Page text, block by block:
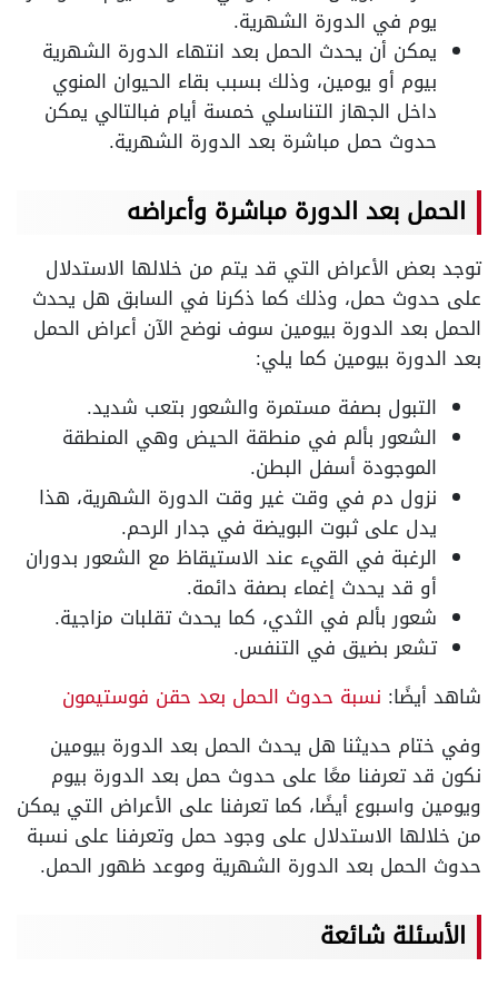
يوم في الدورة الشهرية.
يمكن أن يحدث الحمل بعد انتهاء الدورة الشهرية
بيوم أو يومين، وذلك بسبب بقاء الحيوان المنوي
داخل الجهاز التناسلي خمسة أيام فبالتالي يمكن
حدوث حمل مباشرة بعد الدورة الشهرية.
الحمل بعد الدورة مباشرة وأعراضه
توجد بعض الأعراض التي قد يتم من خلالها الاستدلال
على حدوث حمل، وذلك كما ذكرنا في السابق هل يحدث
الحمل بعد الدورة بيومين سوف نوضح الآن أعراض الحمل
بعد الدورة بيومين كما يلي:
التبول بصفة مستمرة والشعور بتعب شديد.
الشعور بألم في منطقة الحيض وهي المنطقة
الموجودة أسفل البطن.
نزول دم في وقت غير وقت الدورة الشهرية، هذا
يدل على ثبوت البويضة في جدار الرحم.
الرغبة في القيء عند الاستيقاظ مع الشعور بدوران
أو قد يحدث إغماء بصفة دائمة.
شعور بألم في الثدي، كما يحدث تقلبات مزاجية.
تشعر بضيق في التنفس.
شاهد أيضًا: نسبة حدوث الحمل بعد حقن فوستيمون
وفي ختام حديثنا هل يحدث الحمل بعد الدورة بيومين
نكون قد تعرفنا معًا على حدوث حمل بعد الدورة بيوم
ويومين واسبوع أيضًا، كما تعرفنا على الأعراض التي يمكن
من خلالها الاستدلال على وجود حمل وتعرفنا على نسبة
حدوث الحمل بعد الدورة الشهرية وموعد ظهور الحمل.
الأسئلة شائعة